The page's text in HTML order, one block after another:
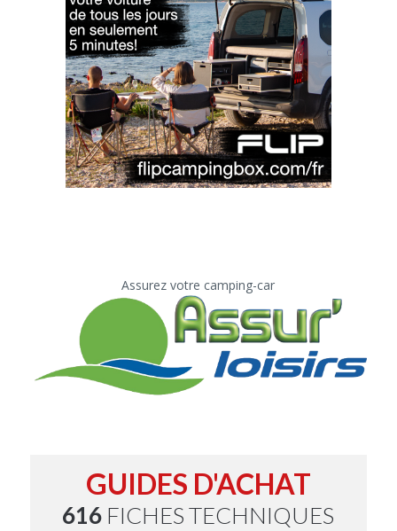
Assurez votre camping-car
GUIDES D'ACHAT
616 FICHES TECHNIQUES